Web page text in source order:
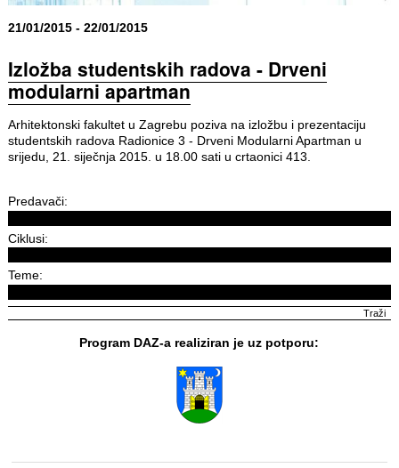
21/01/2015 - 22/01/2015
Izložba studentskih radova - Drveni
modularni apartman
Arhitektonski fakultet u Zagrebu poziva na izložbu i prezentaciju
studentskih radova Radionice 3 - Drveni Modularni Apartman u
srijedu, 21. siječnja 2015. u 18.00 sati u crtaonici 413.
Predavači:
Ciklusi:
Teme:
Program DAZ-a realiziran je uz potporu: